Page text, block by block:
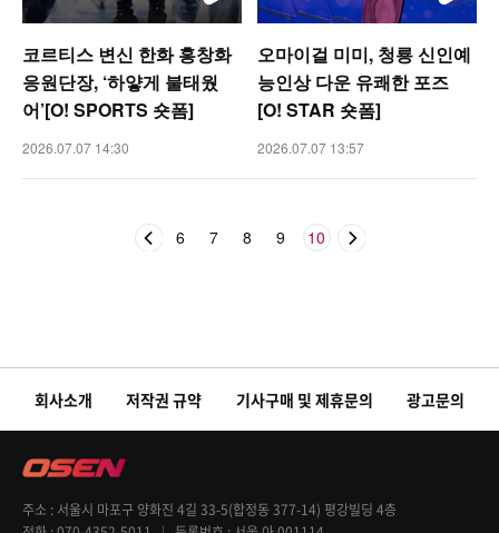
코르티스 변신 한화 홍창화
응원단장, ‘하얗게 불태웠
어’[O! SPORTS 숏폼]
2026.07.07 14:30
오마이걸 미미, 청룡 신인예
능인상 다운 유쾌한 포즈
[O! STAR 숏폼]
2026.07.07 13:57
6 7 8 9 10
회사소개 저작권 규약 기사구매 및 제휴문의 광고문의
주소
서울시 마포구 양화진 4길 33-5(합정동 377-14) 평강빌딩 4층